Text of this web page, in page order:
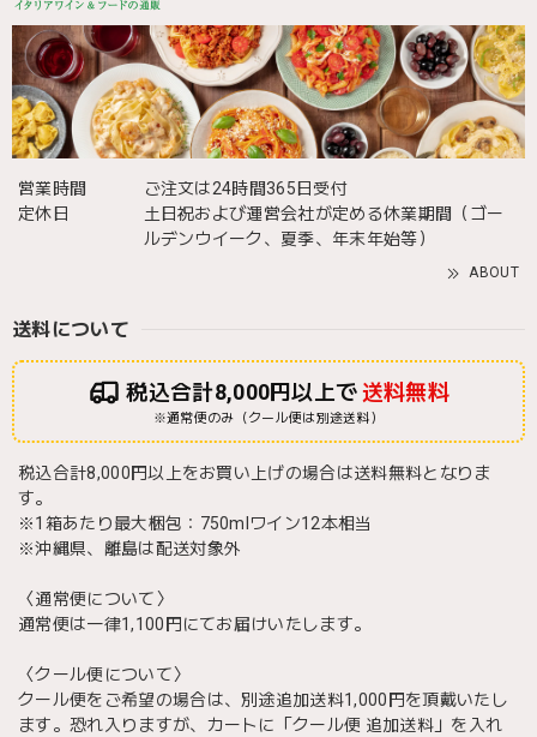
営業時間
ご注文は24時間365日受付
定休日
土日祝および運営会社が定める休業期間（ゴー
ルデンウイーク、夏季、年末年始等）
ABOUT
送料について
税込合計8,000円以上で送料無料
※通常便のみ（クール便は別途送料）
税込合計8,000円以上をお買い上げの場合は送料無料となりま
す。
※1箱あたり最大梱包：750mlワイン12本相当
※沖縄県、離島は配送対象外
〈通常便について〉
通常便は一律1,100円にてお届けいたします。
〈クール便について〉
クール便をご希望の場合は、別途追加送料1,000円を頂戴いたし
ます。恐れ入りますが、カートに「クール便 追加送料」を入れ